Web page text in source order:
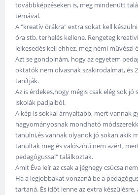
továbbképzéseken is, meg mindenütt
témával.
A "kreatív órákra" extra sokat kell
óra stb. terhelés kellene. Rengeteg
lelkesedés kell ehhez, meg némi művészi
Azt se gondolnám, hogy az egyetem
oktatók nem olvasnak szakirodalmat, és
tanítják.
Az is érdekes,hogy mégis csak elég sok jó
iskolák padjaiból.
A kép is sokkal árnyaltabb, mert vannak
hagyományosnak mondható
tanulni,és vannak olyanok jó sokan akik
tanultak meg és valószínű nem azért,
pedagógussal" találkoztak.
Amit Éva leír az csak a jéghegy csúcsa
Ha a legjobbakat vonzaná be a
tartaná. És időt lenne az extra